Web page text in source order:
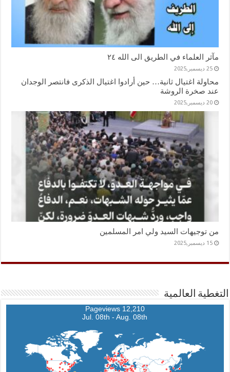
مآثر العلماء في الطريق الى الله ٢٤
25 ديسمبر,2025
محاولة اغتيال ثانية… حين أرادوا اغتيال الذكرى فانتصر الوجدان
عند صخرة الروشة
20 ديسمبر,2025
من توجيهات السيد ولي امر المسلمين
15 ديسمبر,2025
التغطية العالمية
12,210 Pageviews
Jul. 08th - Aug. 08th